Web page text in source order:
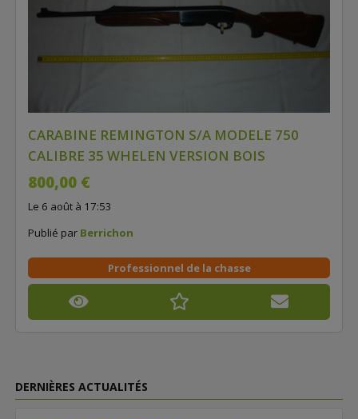
CARABINE REMINGTON S/A MODELE 750
CALIBRE 35 WHELEN VERSION BOIS
800,00 €
Le 6 août à 17:53
Publié par Berrichon
Professionnel de la chasse
DERNIÈRES ACTUALITÉS